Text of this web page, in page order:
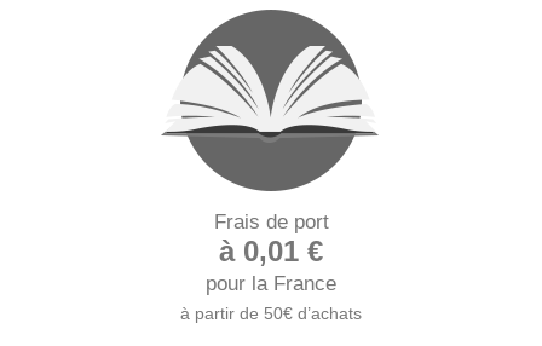
Frais de port
à 0,01 €
pour la France
à partir de 50€ d’achats